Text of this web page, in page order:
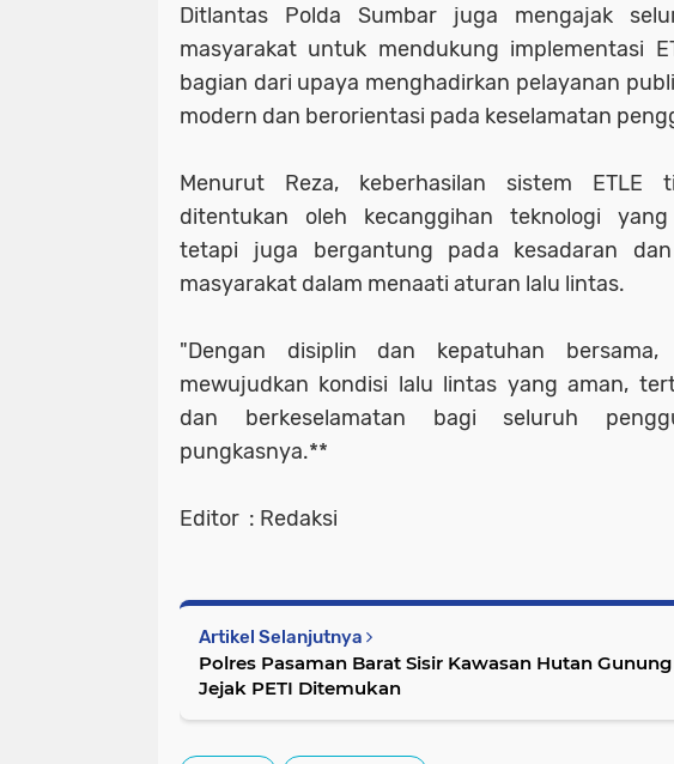
Ditlantas Polda Sumbar juga mengajak
masyarakat untuk mendukung implementasi
bagian dari upaya menghadirkan pelayanan
modern dan berorientasi pada keselamatan
Menurut Reza, keberhasilan sistem ETLE
ditentukan oleh kecanggihan teknologi yang
tetapi juga bergantung pada kesadaran
masyarakat dalam menaati aturan lalu lintas.
"Dengan disiplin dan kepatuhan
mewujudkan kondisi lalu lintas yang aman,
dan berkeselamatan bagi seluruh
pungkasnya.**
Editor : Redaksi
Artikel Selanjutnya
Polres Pasaman Barat Sisir Kawasan Hutan Gunung
Jejak PETI Ditemukan